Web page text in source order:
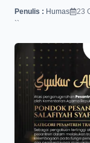
Penulis : Humas
23
` `